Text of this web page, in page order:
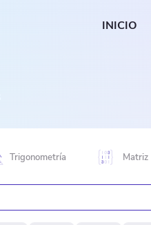
INICIO
Trigonometría Matriz